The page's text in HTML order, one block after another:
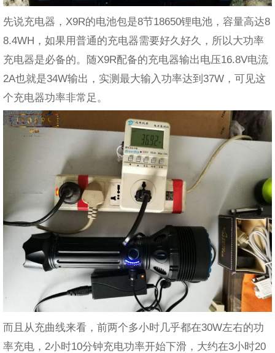
先说充电器，X9R的电池包是8节18650锂电池，容量高达8
8.4WH，如果用普通的充电器需要好久好久，所以大功率
充电器是必备的。随X9R配备的充电器输出电压16.8V电流
2A也就是34W输出，实测最大输入功率达到37W，可见这
个充电器功率非常足。
而且从充曲线来看，前两个多小时几乎都在30W左右的功
率充电，2小时10分钟充电功率开始下滑，大约在3小时20